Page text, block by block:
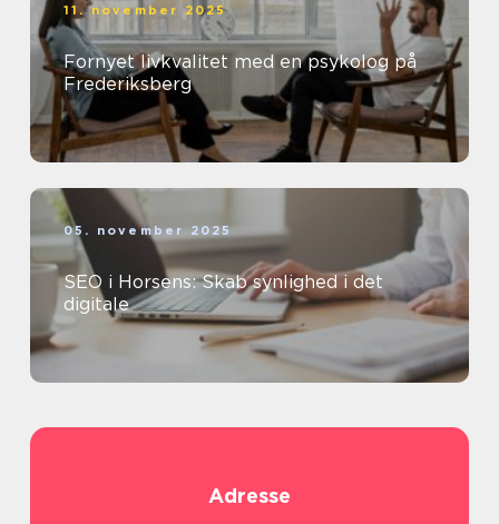
11. november 2025
Fornyet livkvalitet med en psykolog på
Frederiksberg
05. november 2025
SEO i Horsens: Skab synlighed i det
digitale
Adresse